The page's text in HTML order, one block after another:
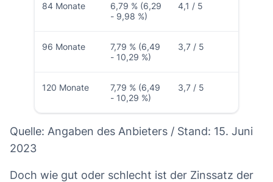
84 Monate
6,79 % (6,29
- 9,98 %)
4,1 / 5
96 Monate
7,79 % (6,49
- 10,29 %)
3,7 / 5
120 Monate
7,79 % (6,49
- 10,29 %)
3,7 / 5
Quelle: Angaben des Anbieters / Stand: 15. Juni
2023
Doch wie gut oder schlecht ist der Zinssatz der